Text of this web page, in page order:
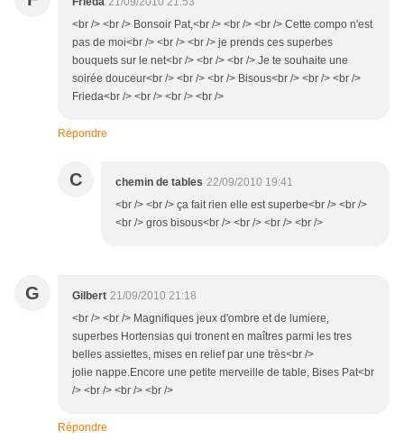
<br /> <br /> Bonsoir Pat,<br /> <br /> <br /> Cette compo n'est
pas de moi<br /> <br /> <br /> je prends ces superbes
bouquets sur le net<br /> <br /> <br /> Je te souhaite une
soirée douceur<br /> <br /> <br /> Bisous<br /> <br /> <br />
Frieda<br /> <br /> <br /> <br />
Répondre
C chemin de tables 22/09/2010 19:41
<br /> <br /> ça fait rien elle est superbe<br /> <br />
<br /> gros bisous<br /> <br /> <br /> <br />
G Gilbert 21/09/2010 21:18
<br /> <br /> Magnifiques jeux d'ombre et de lumiere,
superbes Hortensias qui tronent en maîtres parmi les tres
belles assiettes, mises en relief par une très<br />
jolie nappe.Encore une petite merveille de table, Bises Pat<br
/> <br /> <br /> <br />
Répondre